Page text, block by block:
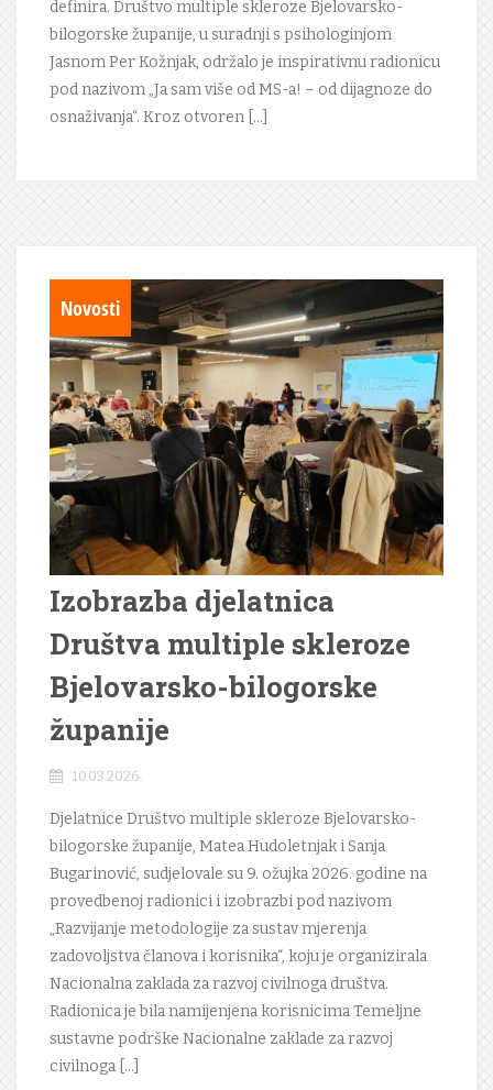
definira. Društvo multiple skleroze Bjelovarsko-
bilogorske županije, u suradnji s psihologinjom
Jasnom Per Kožnjak, održalo je inspirativnu radionicu
pod nazivom „Ja sam više od MS-a! – od dijagnoze do
osnaživanja“. Kroz otvoren […]
Novosti
Izobrazba djelatnica
Društva multiple skleroze
Bjelovarsko-bilogorske
županije
10.03.2026.
Djelatnice Društvo multiple skleroze Bjelovarsko-
bilogorske županije, Matea Hudoletnjak i Sanja
Bugarinović, sudjelovale su 9. ožujka 2026. godine na
provedbenoj radionici i izobrazbi pod nazivom
„Razvijanje metodologije za sustav mjerenja
zadovoljstva članova i korisnika“, koju je organizirala
Nacionalna zaklada za razvoj civilnoga društva.
Radionica je bila namijenjena korisnicima Temeljne
sustavne podrške Nacionalne zaklade za razvoj
civilnoga […]